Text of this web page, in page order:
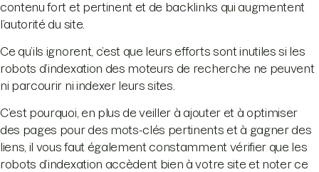
contenu fort et pertinent et de backlinks qui augmentent
l’autorité du site.
Ce qu’ils ignorent, c’est que leurs efforts sont inutiles si les
robots d’indexation des moteurs de recherche ne peuvent
ni parcourir ni indexer leurs sites.
C’est pourquoi, en plus de veiller à ajouter et à optimiser
des pages pour des mots-clés pertinents et à gagner des
liens, il vous faut également constamment vérifier que les
robots d’indexation accèdent bien à votre site et noter ce